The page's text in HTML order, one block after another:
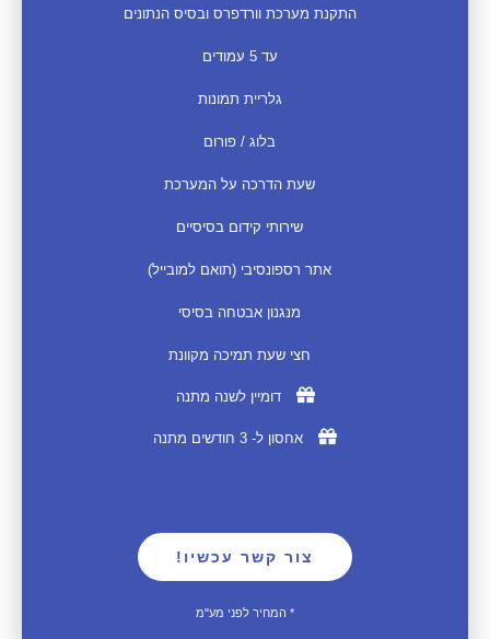
התקנת מערכת וורדפרס ובסיס הנתונים
עד 5 עמודים
גלריית תמונות
בלוג / פורום
שעת הדרכה על המערכת
שירותי קידום בסיסיים
אתר רספונסיבי (תואם למובייל)
מנגנון אבטחה בסיסי
חצי שעת תמיכה מקוונת
דומיין לשנה מתנה
אחסון ל- 3 חודשים מתנה
צור קשר עכשיו!
* המחיר לפני מע"מ